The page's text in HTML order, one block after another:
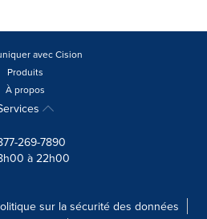
avec Cision
Produits
À propos
269-7890
à 22h00
sur la sécurité des données